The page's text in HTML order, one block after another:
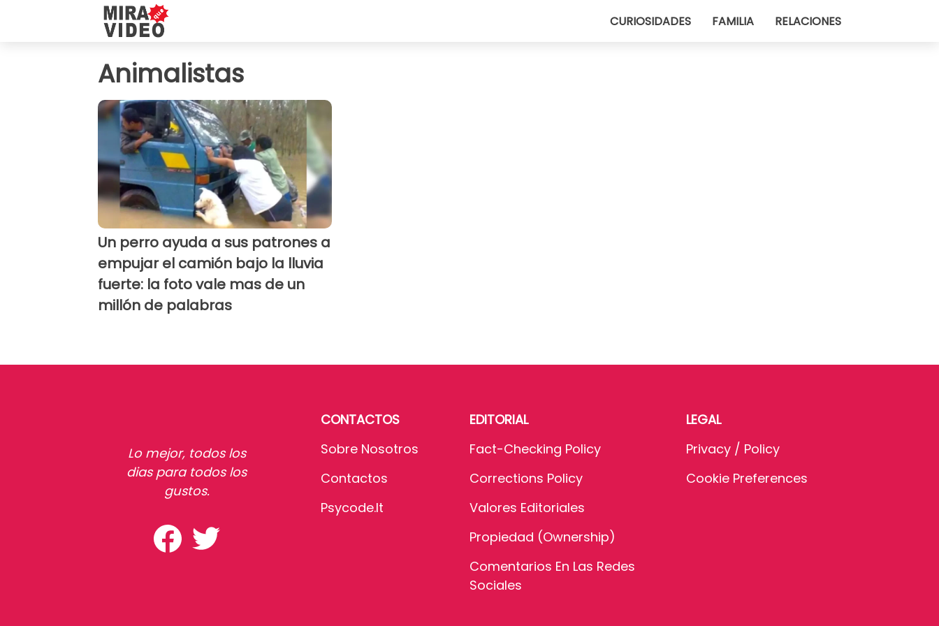
CURIOSIDADES FAMILIA RELACIONES
Animalistas
Un perro ayuda a sus patrones a
empujar el camión bajo la lluvia
fuerte: la foto vale mas de un
millón de palabras
Lo mejor, todos los
dias para todos los
gustos.
CONTACTOS
Sobre Nosotros
Contactos
Psycode.it
EDITORIAL
Fact-Checking Policy
Corrections Policy
Valores Editoriales
Propiedad (Ownership)
Comentarios En Las Redes
Sociales
LEGAL
Privacy / Policy
Cookie Preferences